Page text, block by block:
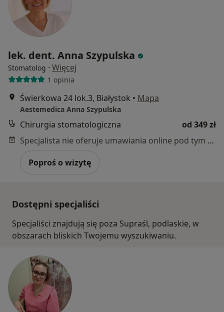
lek. dent. Anna Szypulska
Stomatolog · Więcej
1 opinia
Świerkowa 24 lok.3, Białystok • Mapa
Aestemedica Anna Szypulska
Chirurgia stomatologiczna
od 349 zł
Specjalista nie oferuje umawiania online pod tym adresem.
Poproś o wizytę
Dostępni specjaliści
Specjaliści znajdują się poza Supraśl, podlaskie, w
obszarach bliskich Twojemu wyszukiwaniu.